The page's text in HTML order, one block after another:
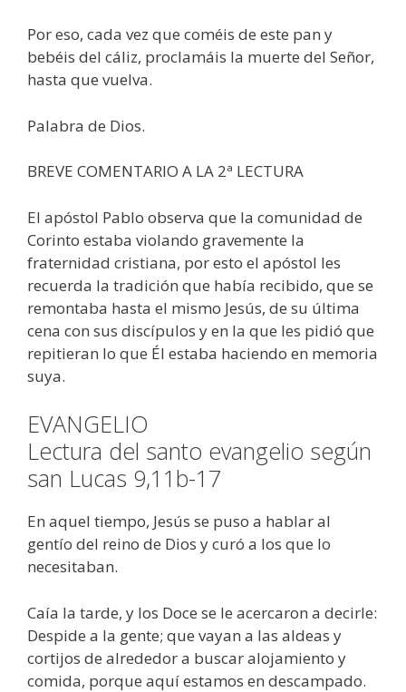
Por eso, cada vez que coméis de este pan y
bebéis del cáliz, proclamáis la muerte del Señor,
hasta que vuelva.
Palabra de Dios.
BREVE COMENTARIO A LA 2ª LECTURA
El apóstol Pablo observa que la comunidad de
Corinto estaba violando gravemente la
fraternidad cristiana, por esto el apóstol les
recuerda la tradición que había recibido, que se
remontaba hasta el mismo Jesús, de su última
cena con sus discípulos y en la que les pidió que
repitieran lo que Él estaba haciendo en memoria
suya.
EVANGELIO
Lectura del santo evangelio según
san Lucas 9,11b-17
En aquel tiempo, Jesús se puso a hablar al
gentío del reino de Dios y curó a los que lo
necesitaban.
Caía la tarde, y los Doce se le acercaron a decirle:
Despide a la gente; que vayan a las aldeas y
cortijos de alrededor a buscar alojamiento y
comida, porque aquí estamos en descampado.